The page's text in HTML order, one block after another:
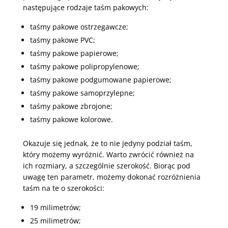
następujące rodzaje taśm pakowych:
taśmy pakowe ostrzegawcze;
taśmy pakowe PVC;
taśmy pakowe papierowe;
taśmy pakowe polipropylenowe;
taśmy pakowe podgumowane papierowe;
taśmy pakowe samoprzylepne;
taśmy pakowe zbrojone;
taśmy pakowe kolorowe.
Okazuje się jednak, że to nie jedyny podział taśm,
który możemy wyróżnić. Warto zwrócić również na
ich rozmiary, a szczególnie szerokość. Biorąc pod
uwagę ten parametr, możemy dokonać rozróżnienia
taśm na te o szerokości:
19 milimetrów;
25 milimetrów;